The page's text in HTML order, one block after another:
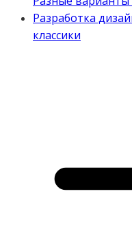
Разработка
классики